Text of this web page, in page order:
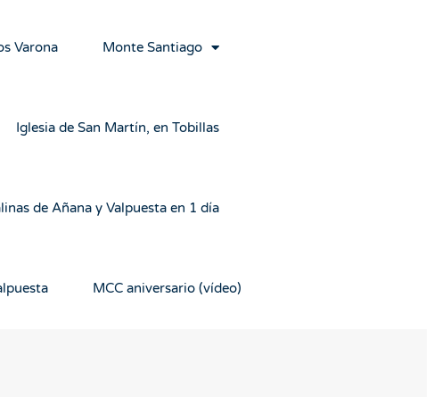
Varona Monte Santiago
Iglesia de San Martín, en Tobillas
de Añana y Valpuesta en 1 día
MCC aniversario (vídeo)